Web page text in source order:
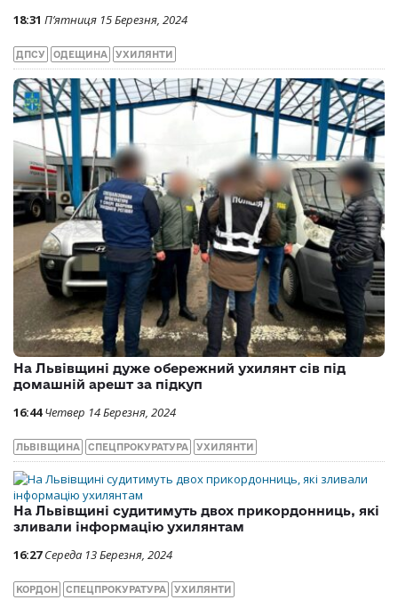
18:31 П’ятниця 15 Березня, 2024
ДПСУ ОДЕЩИНА УХИЛЯНТИ
На Львівщині дуже обережний ухилянт сів під
домашній арешт за підкуп
16:44 Четвер 14 Березня, 2024
ЛЬВІВЩИНА СПЕЦПРОКУРАТУРА УХИЛЯНТИ
На Львівщині судитимуть двох прикордонниць, які
зливали інформацію ухилянтам
16:27 Середа 13 Березня, 2024
КОРДОН СПЕЦПРОКУРАТУРА УХИЛЯНТИ